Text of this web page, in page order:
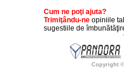
Cum ne poţi ajuta?
Trimiţându-ne opiniile
sugestiile de
Copyright